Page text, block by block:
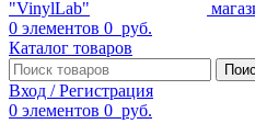
0 элементов 0 руб.
Каталог товаров
Вход / Регистрация
0 элементов 0 руб.